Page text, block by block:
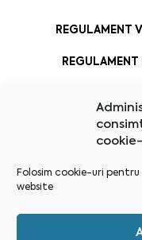
Folosim cookie-uri
website
REGULAMENT